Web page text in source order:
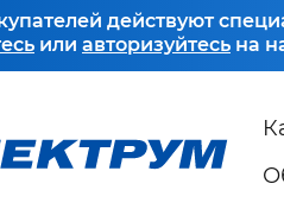
действуют
или авторизуйтесь на